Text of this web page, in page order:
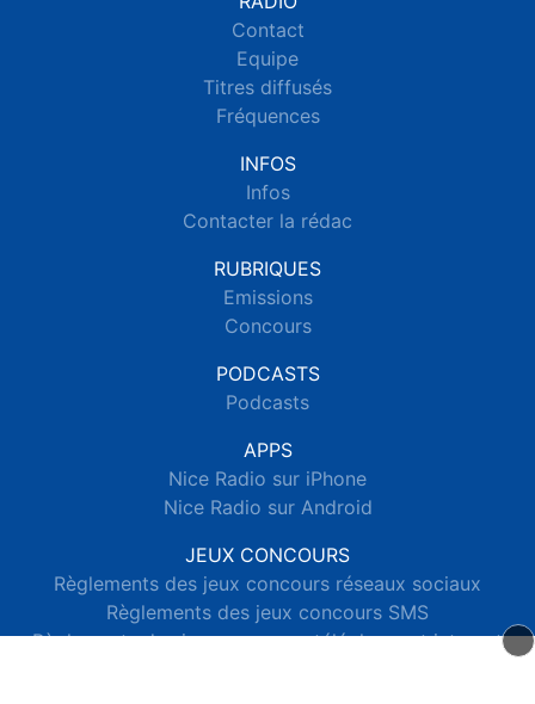
Contact
Equipe
Titres diffusés
Fréquences
INFOS
Infos
Contacter la rédac
RUBRIQUES
Emissions
Concours
PODCASTS
Podcasts
APPS
Nice Radio sur iPhone
Nice Radio sur Android
JEUX CONCOURS
Règlements des jeux concours réseaux sociaux
Règlements des jeux concours SMS
Règlements des jeux concours téléphone et internet